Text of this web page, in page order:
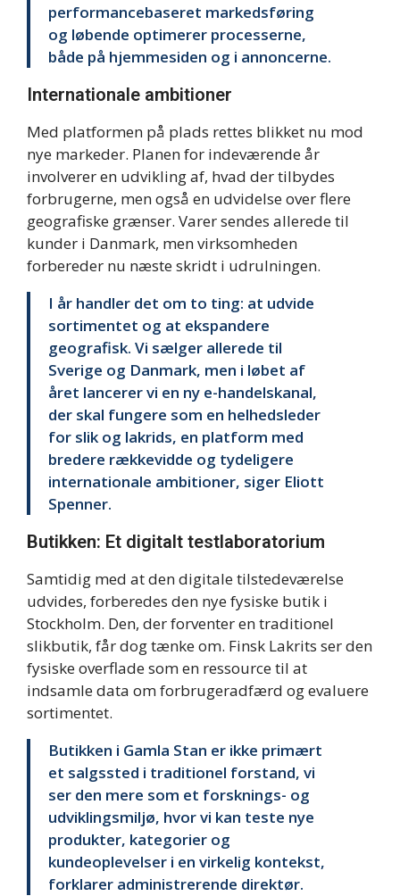
performancebaseret markedsføring
og løbende optimerer processerne,
både på hjemmesiden og i annoncerne.
Internationale ambitioner
Med platformen på plads rettes blikket nu mod
nye markeder. Planen for indeværende år
involverer en udvikling af, hvad der tilbydes
forbrugerne, men også en udvidelse over flere
geografiske grænser. Varer sendes allerede til
kunder i Danmark, men virksomheden
forbereder nu næste skridt i udrulningen.
I år handler det om to ting: at udvide
sortimentet og at ekspandere
geografisk. Vi sælger allerede til
Sverige og Danmark, men i løbet af
året lancerer vi en ny e-handelskanal,
der skal fungere som en helhedsleder
for slik og lakrids, en platform med
bredere rækkevidde og tydeligere
internationale ambitioner, siger Eliott
Spenner.
Butikken: Et digitalt testlaboratorium
Samtidig med at den digitale tilstedeværelse
udvides, forberedes den nye fysiske butik i
Stockholm. Den, der forventer en traditionel
slikbutik, får dog tænke om. Finsk Lakrits ser den
fysiske overflade som en ressource til at
indsamle data om forbrugeradfærd og evaluere
sortimentet.
Butikken i Gamla Stan er ikke primært
et salgssted i traditionel forstand, vi
ser den mere som et forsknings- og
udviklingsmiljø, hvor vi kan teste nye
produkter, kategorier og
kundeoplevelser i en virkelig kontekst,
forklarer administrerende direktør.